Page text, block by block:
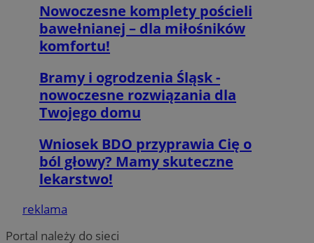
Nowoczesne komplety pościeli
bawełnianej – dla miłośników
komfortu!
Bramy i ogrodzenia Śląsk -
nowoczesne rozwiązania dla
Twojego domu
Wniosek BDO przyprawia Cię o
ból głowy? Mamy skuteczne
lekarstwo!
reklama
Portal należy do sieci
VISITOR_PRIVACY_METADATA
YouTube
.youtube.com
Google Privacy Policy